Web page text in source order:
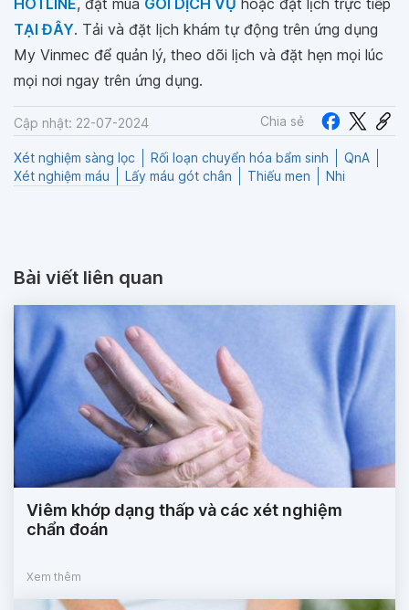
HOTLINE, đặt mua GÓI DỊCH VỤ hoặc đặt lịch trực tiếp
TẠI ĐÂY. Tải và đặt lịch khám tự động trên ứng dụng
My Vinmec để quản lý, theo dõi lịch và đặt hẹn mọi lúc
mọi nơi ngay trên ứng dụng.
Cập nhật: 22-07-2024 Chia sẻ
Xét nghiệm sàng lọc Rối loạn chuyển hóa bẩm sinh
QnA
Xét nghiệm máu
Lấy máu gót chân Thiếu men Nhi
Bài viết liên quan
Viêm khớp dạng thấp và các xét nghiệm
chẩn đoán
Xem thêm